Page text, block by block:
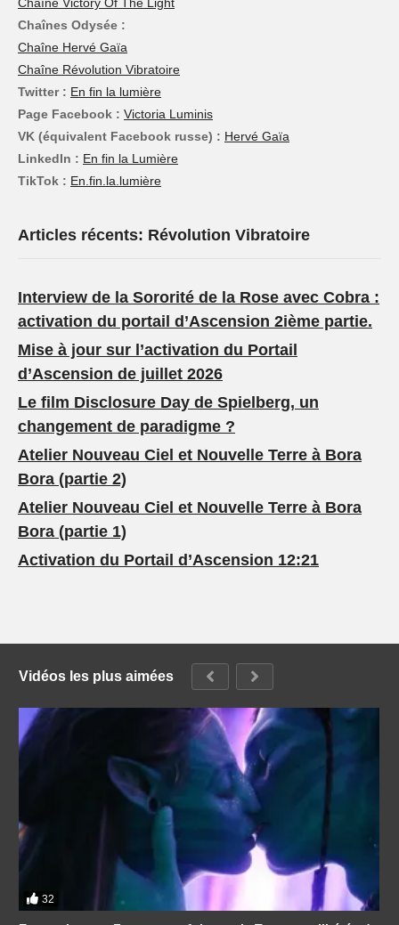
Chaînes Odysée :
Chaîne Hervé Gaïa
Chaîne Révolution Vibratoire
Twitter : En fin la lumière
Page Facebook : Victoria Luminis
VK (équivalent Facebook russe) : Hervé Gaïa
LinkedIn : En fin la Lumière
TikTok : En.fin.la.lumière
Articles récents: Révolution Vibratoire
Interview de la Sororité de la Rose avec Cobra :
activation du portail d’Ascension 2ième partie.
Mise à jour sur l’activation du Portail
d’Ascension de juillet 2026
Le film Disclosure Day de Spielberg, un
changement de paradigme ?
Atelier Nouveau Ciel et Nouvelle Terre à Bora
Bora (partie 2)
Atelier Nouveau Ciel et Nouvelle Terre à Bora
Bora (partie 1)
Activation du Portail d’Ascension 12:21
Vidéos les plus aimées
32